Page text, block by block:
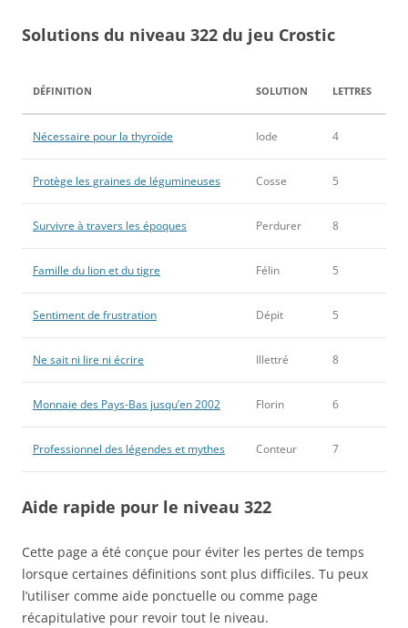
Solutions du niveau 322 du jeu Crostic
DÉFINITION SOLUTION LETTRES
Nécessaire pour la thyroïde Iode 4
Protège les graines de légumineuses Cosse 5
Survivre à travers les époques Perdurer 8
Famille du lion et du tigre Félin 5
Sentiment de frustration Dépit 5
Ne sait ni lire ni écrire Illettré 8
Monnaie des Pays-Bas jusqu’en 2002 Florin 6
Professionnel des légendes et mythes Conteur 7
Aide rapide pour le niveau 322
Cette page a été conçue pour éviter les pertes de temps
lorsque certaines définitions sont plus difficiles. Tu peux
l’utiliser comme aide ponctuelle ou comme page
récapitulative pour revoir tout le niveau.